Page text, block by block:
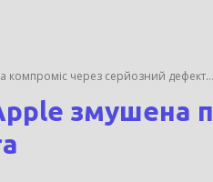
компроміс через серйозний дефект...
змушена